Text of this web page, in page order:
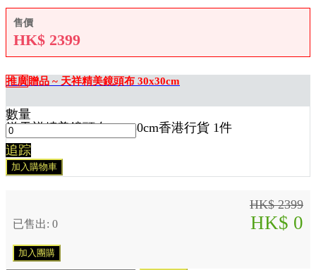
售價
HK$ 2399
推廣贈品 ~ 天祥精美鏡頭布 30x30cm
送天祥精美鏡頭布 30x30cm香港行貨 1件
數量
追踪
加入購物車
HK$ 2399
已售出: 0 HK$ 0
加入團購